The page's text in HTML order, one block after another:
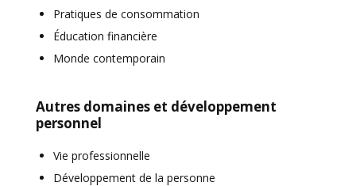
Pratiques de consommation
Éducation financière
Monde contemporain
Autres domaines et développement
personnel
Vie professionnelle
Développement de la personne